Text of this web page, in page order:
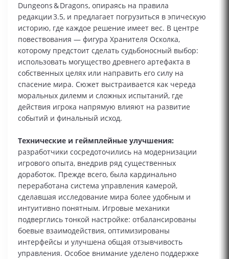
Dungeons & Dragons, опираясь на правила
редакции 3.5, и предлагает погрузиться в эпическую
историю, где каждое решение имеет вес. В центре
повествования — фигура Хранителя Осколка,
которому предстоит сделать судьбоносный выбор:
использовать могущество древнего артефакта в
собственных целях или направить его силу на
спасение мира. Сюжет выстраивается как череда
моральных дилемм и сложных испытаний, где
действия игрока напрямую влияют на развитие
событий и финальный исход.
Технические и геймплейные улучшения:
разработчики сосредоточились на модернизации
игрового опыта, внедрив ряд существенных
доработок. Прежде всего, была кардинально
переработана система управления камерой,
сделавшая исследование мира более удобным и
интуитивно понятным. Игровые механики
подверглись тонкой настройке: отбалансированы
боевые взаимодействия, оптимизированы
интерфейсы и улучшена общая отзывчивость
управления. Особое внимание уделено поддержке